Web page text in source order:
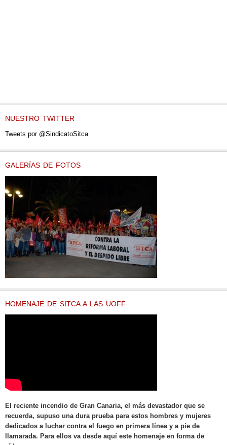
NUESTRO TWITTER
Tweets por @SindicatoSitca
GALERÍAS DE FOTOS
HOMENAJE DE SITCA A LAS UOFF
El reciente incendio de Gran Canaria, el más devastador que se
recuerda, supuso una dura prueba para estos hombres y mujeres
dedicados a luchar contra el fuego en primera línea y a pie de
llamarada. Para ellos va desde aquí este homenaje en forma de